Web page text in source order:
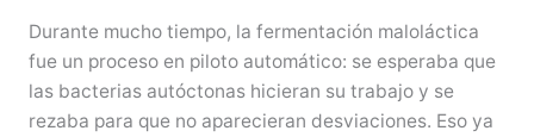
Durante mucho tiempo, la fermentación maloláctica
fue un proceso en piloto automático: se esperaba que
las bacterias autóctonas hicieran su trabajo y se
rezaba para que no aparecieran desviaciones. Eso ya